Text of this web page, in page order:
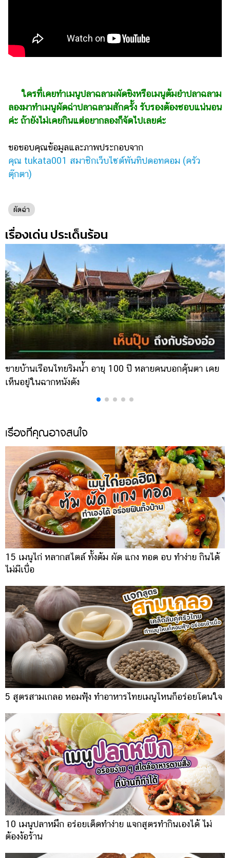
ใครที่เคยทำเมนูปลาฉลามผัดขิงหรือเมนูต้มยำปลาฉลาม
ลองมาทำเมนูผัดฉ่าปลาฉลามสักครั้ง รับรองต้องชอบแน่นอน
ค่ะ ถ้ายังไม่เคยกินแต่อยากลองก็จัดไปเลยค่ะ
ขอขอบคุณข้อมูลและภาพประกอบจาก
คุณ tukata001 สมาชิกเว็บไซต์พันทิปดอทคอม (ครัว
ตุ๊กตา)
ผัดฉ่า
เรื่องเด่น ประเด็นร้อน
ขายบ้านเรือนไทยริมน้ำ อายุ 100 ปี หลายคนบอกคุ้นตา เคย
เห็นอยู่ในฉากหนังดัง
เรื่องที่คุณอาจสนใจ
15 เมนูไก่ หลากสไตล์ ทั้งต้ม ผัด แกง ทอด อบ ทำง่าย กินได้
ไม่มีเบื่อ
5 สูตรสามเกลอ หอมฟุ้ง ทำอาหารไทยเมนูไหนก็อร่อยโดนใจ
10 เมนูปลาหมึก อร่อยเด็ดทำง่าย แจกสูตรทำกินเองได้ ไม่
ต้องง้อร้าน